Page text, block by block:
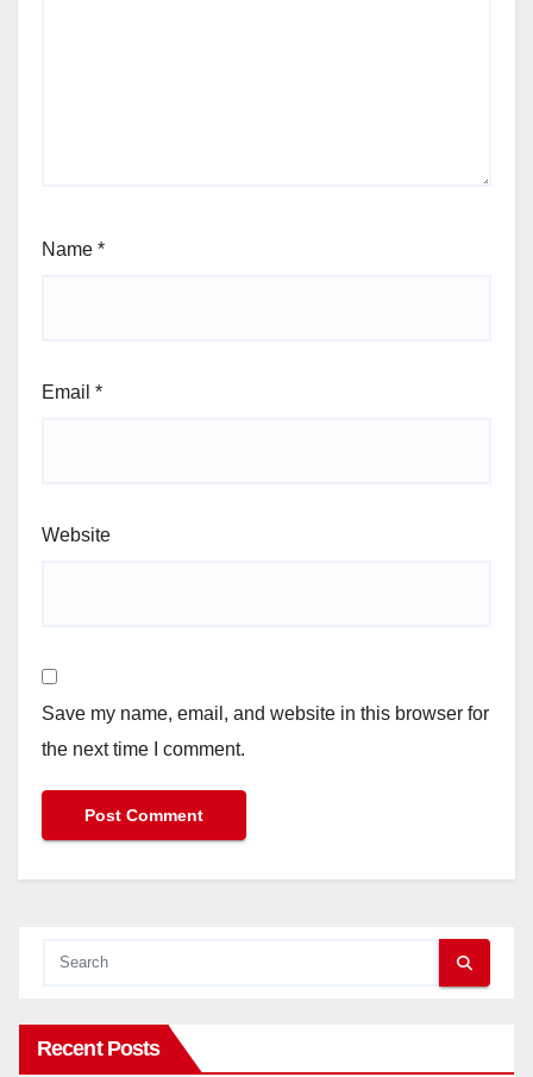
Name *
Email *
Website
Save my name, email, and website in this browser for
the next time I comment.
Recent Posts